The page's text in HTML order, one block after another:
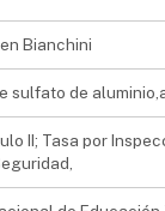
Bianchini
sulfato de
II; Tasa por